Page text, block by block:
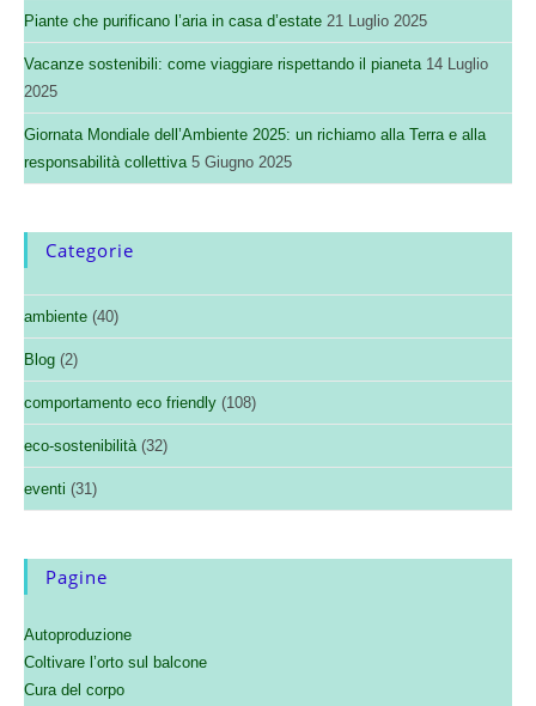
Piante che purificano l’aria in casa d’estate 21 Luglio 2025
Vacanze sostenibili: come viaggiare rispettando il pianeta 14 Luglio
2025
Giornata Mondiale dell’Ambiente 2025: un richiamo alla Terra e alla
responsabilità collettiva 5 Giugno 2025
Categorie
ambiente (40)
Blog (2)
comportamento eco friendly (108)
eco-sostenibilità (32)
eventi (31)
Pagine
Autoproduzione
Coltivare l’orto sul balcone
Cura del corpo